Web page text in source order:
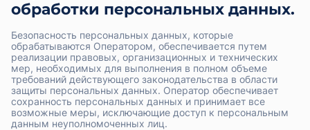
обработки персональных данных.
Безопасность персональных данных, которые
обрабатываются Оператором, обеспечивается путем
реализации правовых, организационных и технических
мер, необходимых для выполнения в полном объеме
требований действующего законодательства в области
защиты персональных данных. Оператор обеспечивает
сохранность персональных данных и принимает все
возможные меры, исключающие доступ к персональным
данным неуполномоченных лиц.